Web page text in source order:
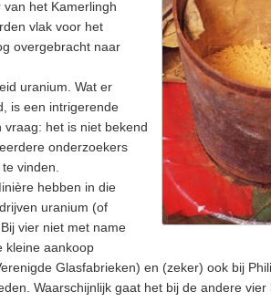
het Kamerlingh
vlak voor het
overgebracht naar
uranium. Wat er
is een intrigerende
het is niet bekend
onderzoekers
vinden.
hebben in die
uranium (of
vier niet met name
kleine aankoop
Glasfabrieken) en (zeker) ook bij
Waarschijnlijk gaat het bij de andere vier